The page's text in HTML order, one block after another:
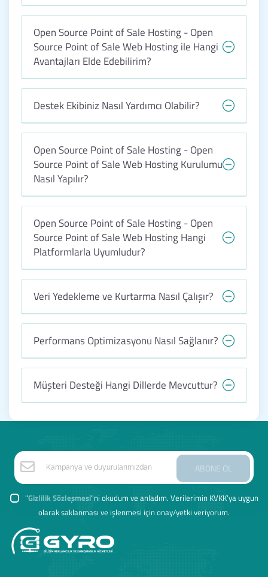
Open Source Point of Sale Hosting - Open
Source Point of Sale Web Hosting ile Hangi
Avantajları Elde Edebilirim?
Destek Ekibiniz Nasıl Yardımcı Olabilir?
Open Source Point of Sale Hosting - Open
Source Point of Sale Web Hosting Kurulumu
Nasıl Yapılır?
Open Source Point of Sale Hosting - Open
Source Point of Sale Web Hosting Hangi
Platformlarla Uyumludur?
Veri Yedekleme ve Kurtarma Nasıl Çalışır?
Performans Optimizasyonu Nasıl Sağlanır?
Müşteri Desteği Hangi Dillerde Mevcuttur?
ABONE OL
"Gizlilik Sözleşmesi"ni okudum ve anladım. Verilerimin KVKK'ya uygun
olarak saklanması ve işlenmesi için onay/yetki veriyorum.